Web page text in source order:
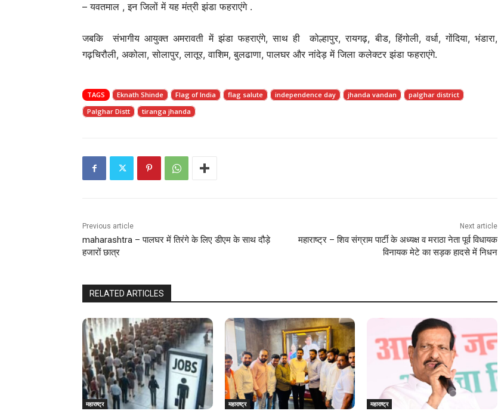
– यवतमाल , इन जिलों में यह मंत्री झंडा फहराएंगे .
जबकि संभागीय आयुक्त अमरावती में झंडा फहराएंगे, साथ ही कोल्हापुर, रायगढ़, बीड, हिंगोली, वर्धा, गोंदिया, भंडारा,
गढ़चिरौली, अकोला, सोलापुर, लातूर, वाशिम, बुलढाणा, पालघर और नांदेड़ में जिला कलेक्टर झंडा फहराएंगे.
TAGS Eknath Shinde Flag of India flag salute independence day jhanda vandan
palghar district
Palghar Distt
tiranga jhanda
Previous article
maharashtra – पालघर में तिरंगे के लिए डीएम के साथ दौड़े
हजारों छात्र
Next article
महाराष्ट्र – शिव संग्राम पार्टी के अध्यक्ष व मराठा नेता पूर्व विधायक
विनायक मेटे का सड़क हादसे में निधन
RELATED ARTICLES
महाराष्ट्र महाराष्ट्र महाराष्ट्र